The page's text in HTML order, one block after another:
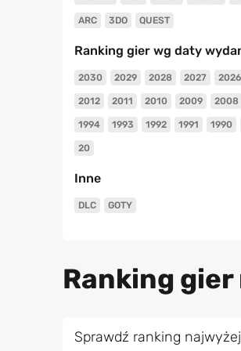
ARC 3DO QUEST
Ranking gier wg daty
2030 2029 2028 2027 2026
2012 2011 2010 2009 2008
1994 1993 1992 1991 1990
20
Inne
DLC GOTY
Ranking gier
Sprawdź ranking